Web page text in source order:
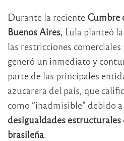
Durante la reciente Cumbre
Buenos Aires, Lula planteó
las restricciones
generó un inmediato y
parte de las principales
azucarera del país, que
como “inadmisible” debido a
desigualdades
brasileña.